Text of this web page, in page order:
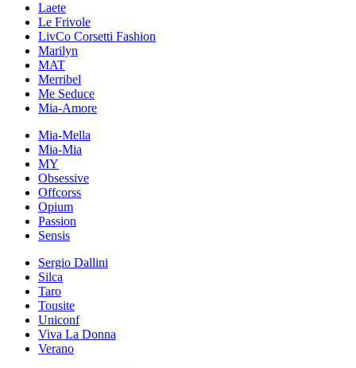
Laete
Le Frivole
LivCo Corsetti Fashion
Marilyn
MAT
Merribel
Me Seduce
Mia-Amore
Mia-Mella
Mia-Mia
MY
Obsessive
Offcorss
Opium
Passion
Sensis
Sergio Dallini
Silca
Taro
Tousite
Uniconf
Viva La Donna
Verano